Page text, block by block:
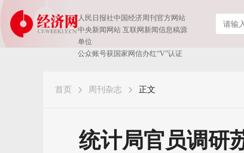
人民日报社中国经济周刊官方网站
中央新闻网站 互联网新闻信息稿源
单位
公众账号获国家网信办红“V”认证
首页 周刊杂志 正文
统计局官员调研